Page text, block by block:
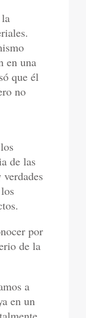
en una
que él
no
de las
por
de la
a
en un